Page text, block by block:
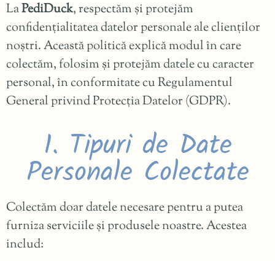
LaPediDuck, respectăm și protejăm
confidențialitatea datelor personale ale clienților
noștri. Această politică explică modul în care
colectăm, folosim și protejăm datele cu caracter
personal, în conformitate cu Regulamentul
General privind Protecția Datelor (GDPR).
1. Tipuri de Date
Personale Colectate
Colectăm doar datele necesare pentru a putea
furniza serviciile și produsele noastre. Acestea
includ: